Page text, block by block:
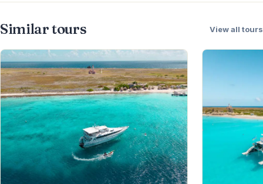
Similar tours View all tours